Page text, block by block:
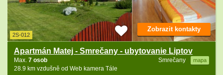
2S-012
Apartmán Matej - Smrečany - ubytovanie Liptov
Smrečany mapa
Max. 7 osob
28.9 km vzdušně od Web kamera Tále
Zobrazit kontakty